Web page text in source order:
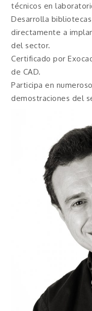
técnicos en
Desarrolla
directamente a
del sector.
Certificado por
de CAD.
Participa en
demostraciones del